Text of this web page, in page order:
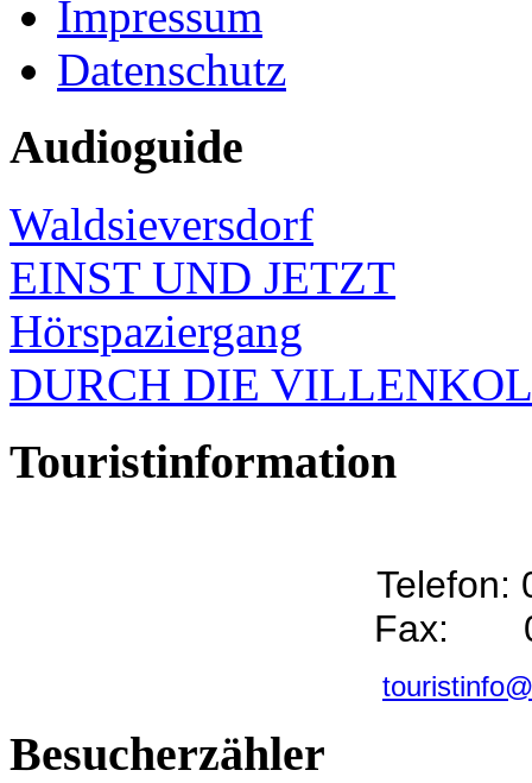
Impressum
Datenschutz
Audioguide
Waldsieversdorf
EINST UND JETZT
Hörspaziergang
DURCH DIE
Touristinformation
Telefon:
Fax:
Besucherzähler